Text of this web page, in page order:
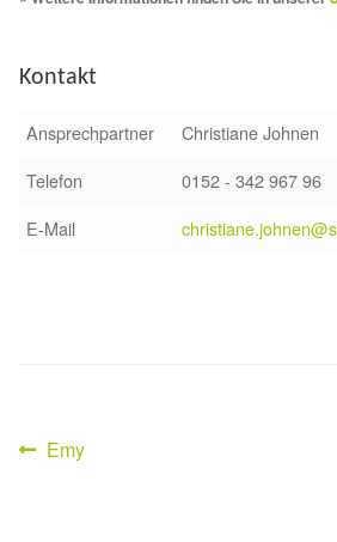
Qualzucht bei Hunden
Kontakt
Ansprechpartner
Christiane Johnen
Telefon
0152 - 342 967 96
E-Mail
Beitragsnavigation
Vorheriger
Emy